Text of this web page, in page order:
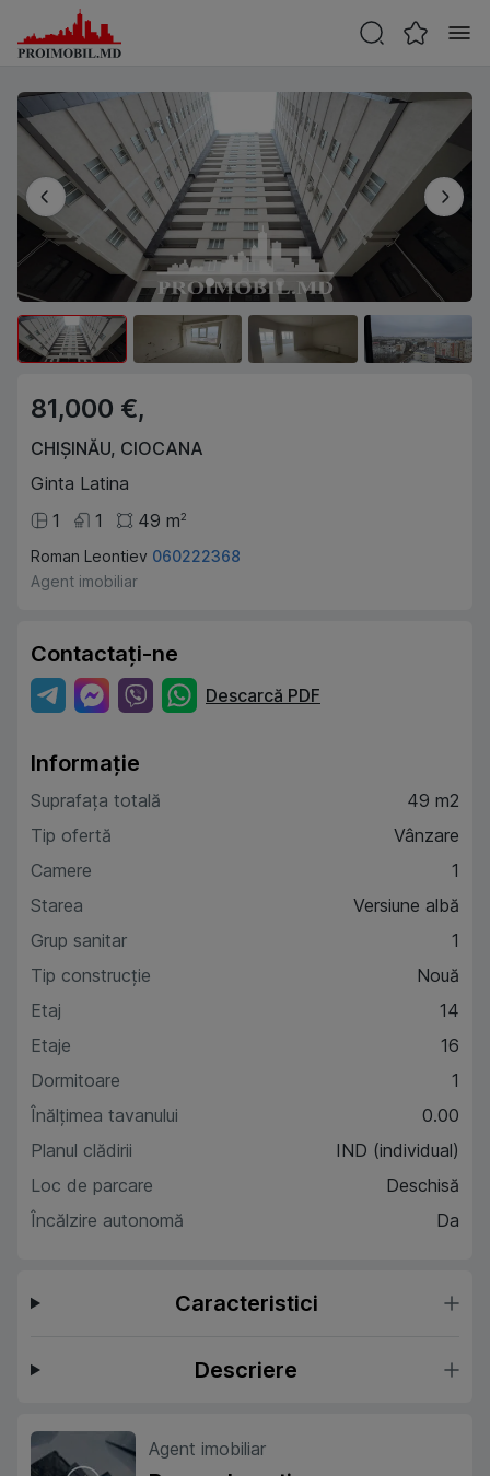
81,000 €,
CHIȘINĂU, CIOCANA
Ginta Latina
1
1 49 m2
Roman Leontiev 060222368
Agent imobiliar
Contactați-ne
Descarcă PDF
Informație
Suprafața totală
49 m2
Tip ofertă
Vânzare
Camere
1
Starea
Versiune albă
Grup sanitar
1
Tip construcție
Nouă
Etaj
14
Etaje
16
Dormitoare
1
Înălțimea tavanului
0.00
Planul clădirii
IND (individual)
Loc de parcare
Deschisă
Încălzire autonomă
Da
Caracteristici
Descriere
Agent imobiliar